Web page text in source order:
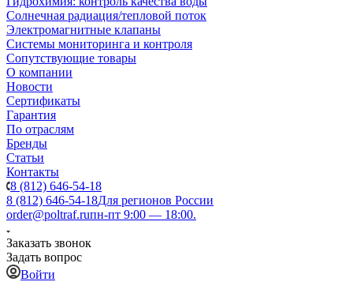
Солнечная радиация/тепловой поток
Электромагнитные клапаны
Системы мониторинга и контроля
Сопутствующие товары
О компании
Новости
Сертификаты
Гарантия
По отраслям
Бренды
Статьи
Контакты
8 (812) 646-54-18
8 (812) 646-54-18Для регионов России
order@poltraf.ruпн-пт 9:00 — 18:00.
Заказать звонок
Задать вопрос
Войти